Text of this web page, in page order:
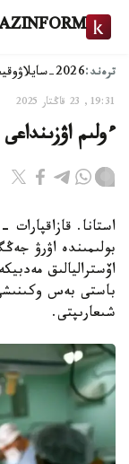
ترەند:2026-سايلاۋ
19:31, 23 قاڭتار 2025
ءولىم
استانا. قازاقپارات
بولىمىندە اۋرۋ
اۆستراليالىق
باستى بەس
شىعارىپتى.